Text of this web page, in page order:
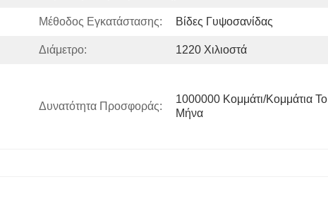
Μέθοδος Εγκατάστασης: Βίδες Γυψοσανίδας
Διάμετρο: 1220 Χιλιοστά
Δυνατότητα Προσφοράς:
1000000 Κομμάτι/κομμάτια Το
Μήνα